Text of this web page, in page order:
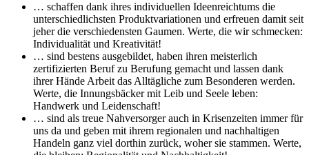
… schaffen dank ihres individuellen Ideenreichtums die
unterschiedlichsten Produktvariationen und erfreuen damit seit
jeher die verschiedensten Gaumen. Werte, die wir schmecken:
Individualität und Kreativität!
… sind bestens ausgebildet, haben ihren meisterlich
zertifizierten Beruf zu Berufung gemacht und lassen dank
ihrer Hände Arbeit das Alltägliche zum Besonderen werden.
Werte, die Innungsbäcker mit Leib und Seele leben:
Handwerk und Leidenschaft!
… sind als treue Nahversorger auch in Krisenzeiten immer für
uns da und geben mit ihrem regionalen und nachhaltigen
Handeln ganz viel dorthin zurück, woher sie stammen. Werte,